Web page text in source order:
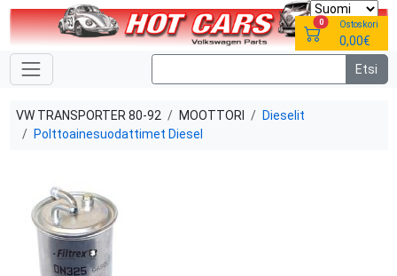
0 Ostoskori
0,00€
VW TRANSPORTER 80-92 MOOTTORI
Dieselit
Polttoainesuodattimet Diesel